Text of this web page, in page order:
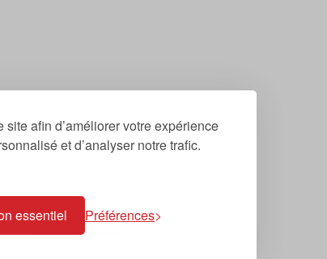
afin d’améliorer votre expérience
et d’analyser notre trafic.
essentiel Préférences
S'abonner